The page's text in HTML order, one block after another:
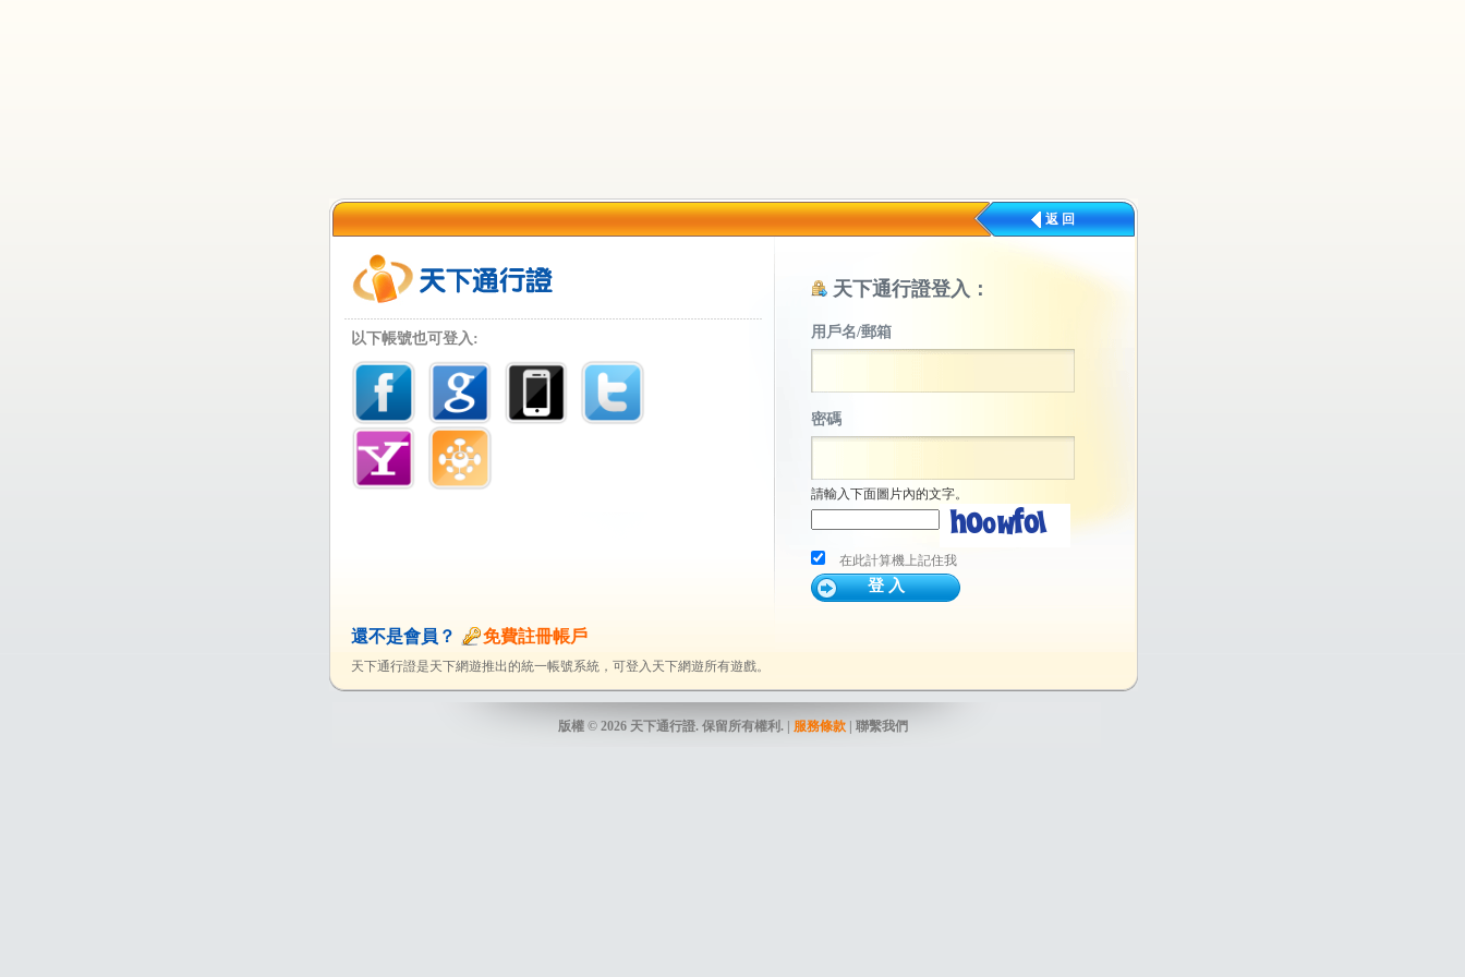
返 回
以下帳號也可登入:
天下通行證登入：
用戶名/郵箱
密碼
請輸入下面圖片內的文字。
在此計算機上記住我
還不是會員？ 免費註冊帳戶
天下通行證是天下網遊推出的統一帳號系統，可登入天下網遊所有遊戲。
版權 © 2026 天下通行證. 保留所有權利. | 服務條款| 聯繫我們